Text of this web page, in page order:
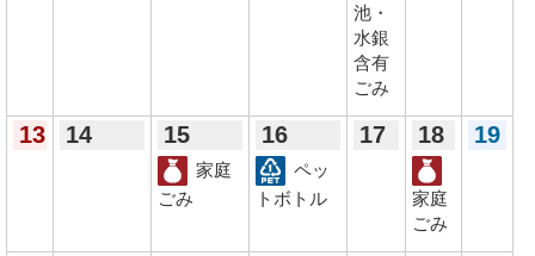
池・
水銀
含有
ごみ
13 14 15
家庭
ごみ
16
ペッ
トボトル
17 18
家庭
ごみ
19